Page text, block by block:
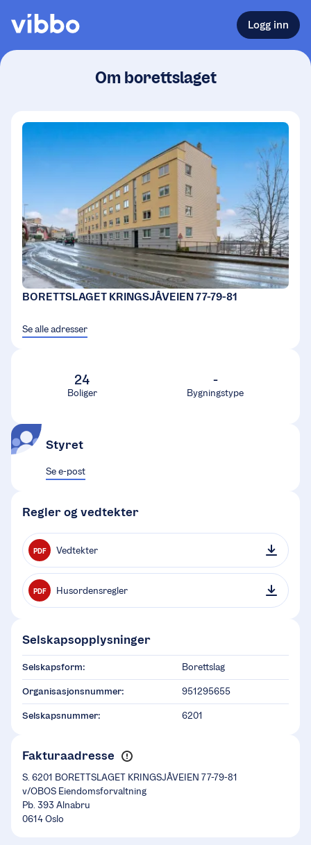
Logg inn
Om borettslaget
BORETTSLAGET KRINGSJÅVEIEN 77-79-81
Se alle adresser
24
Boliger
-
Bygningstype
Styret
Se e-post
Regler og vedtekter
PDF Vedtekter
PDF Husordensregler
Selskapsopplysninger
Selskapsform: Borettslag
Organisasjonsnummer: 951295655
Selskapsnummer: 6201
Fakturaadresse
S. 6201 BORETTSLAGET KRINGSJÅVEIEN 77-79-81
v/OBOS Eiendomsforvaltning
Pb. 393 Alnabru
0614 Oslo